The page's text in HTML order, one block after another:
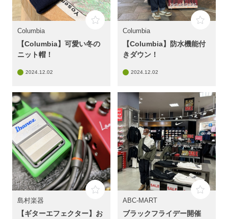
Columbia
【Columbia】可愛い冬の
ニット帽！
2024.12.02
Columbia
【Columbia】防水機能付
きダウン！
2024.12.02
島村楽器
【ギターエフェクター】お
ABC-MART
ブラックフライデー開催